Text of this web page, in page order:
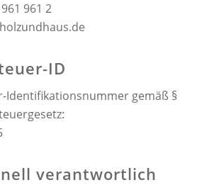
961 2
ID
Identifikationsnummer gemäß §
verantwortlich